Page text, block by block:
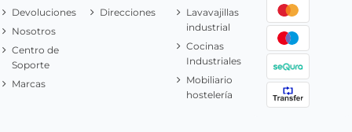
Devoluciones
Nosotros
Centro de
Soporte
Marcas
Direcciones
Lavavajillas
industrial
Cocinas
Industriales
Mobiliario
hostelería